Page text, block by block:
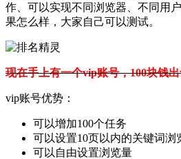
作、可以实现不同浏览器、不同用
果怎么样，大家自己可以测试。
现在手上有一个vip账号，100块钱
vip账号优势：
可以增加100个任务
可以设置10页以内的关键词浏
可以自由设置浏览量